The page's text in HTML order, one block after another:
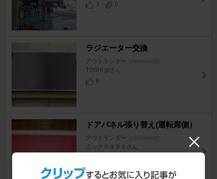
3
0
ラジエーター交換
アウトランダー [CW5W/6W型]
TOSHI.jpさん
8
ドアパネル張り替え(運転席側）
アウトランダー [CW5W/6W型]
ミック０９９０さん